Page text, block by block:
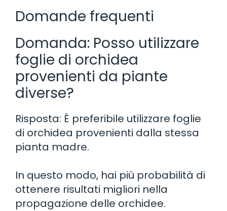
Domande frequenti
Domanda: Posso utilizzare
foglie di orchidea
provenienti da piante
diverse?
Risposta: È preferibile utilizzare foglie
di orchidea provenienti dalla stessa
pianta madre.
In questo modo, hai più probabilità di
ottenere risultati migliori nella
propagazione delle orchidee.